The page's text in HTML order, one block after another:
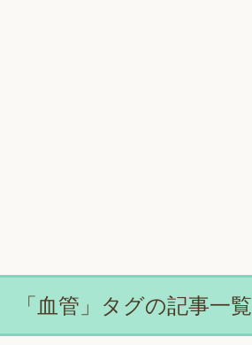
「血管」タグの記事一覧